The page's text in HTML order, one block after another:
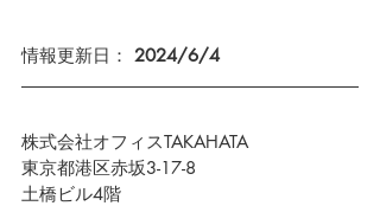
情報更新日： 2024/6/4
株式会社オフィスTAKAHATA
東京都港区赤坂3-17-8
土橋ビル4階